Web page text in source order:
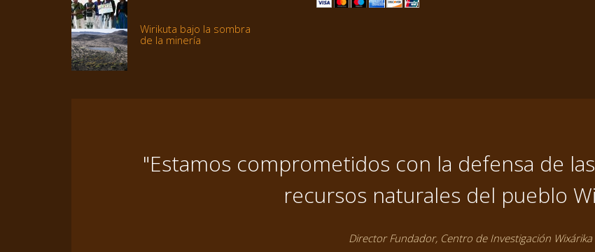
Wirikuta bajo la sombra
de la minería
"Estamos comprometidos con la defensa de
recursos naturales del pueblo
Director Fundador, Centro de Investigación Wixárika